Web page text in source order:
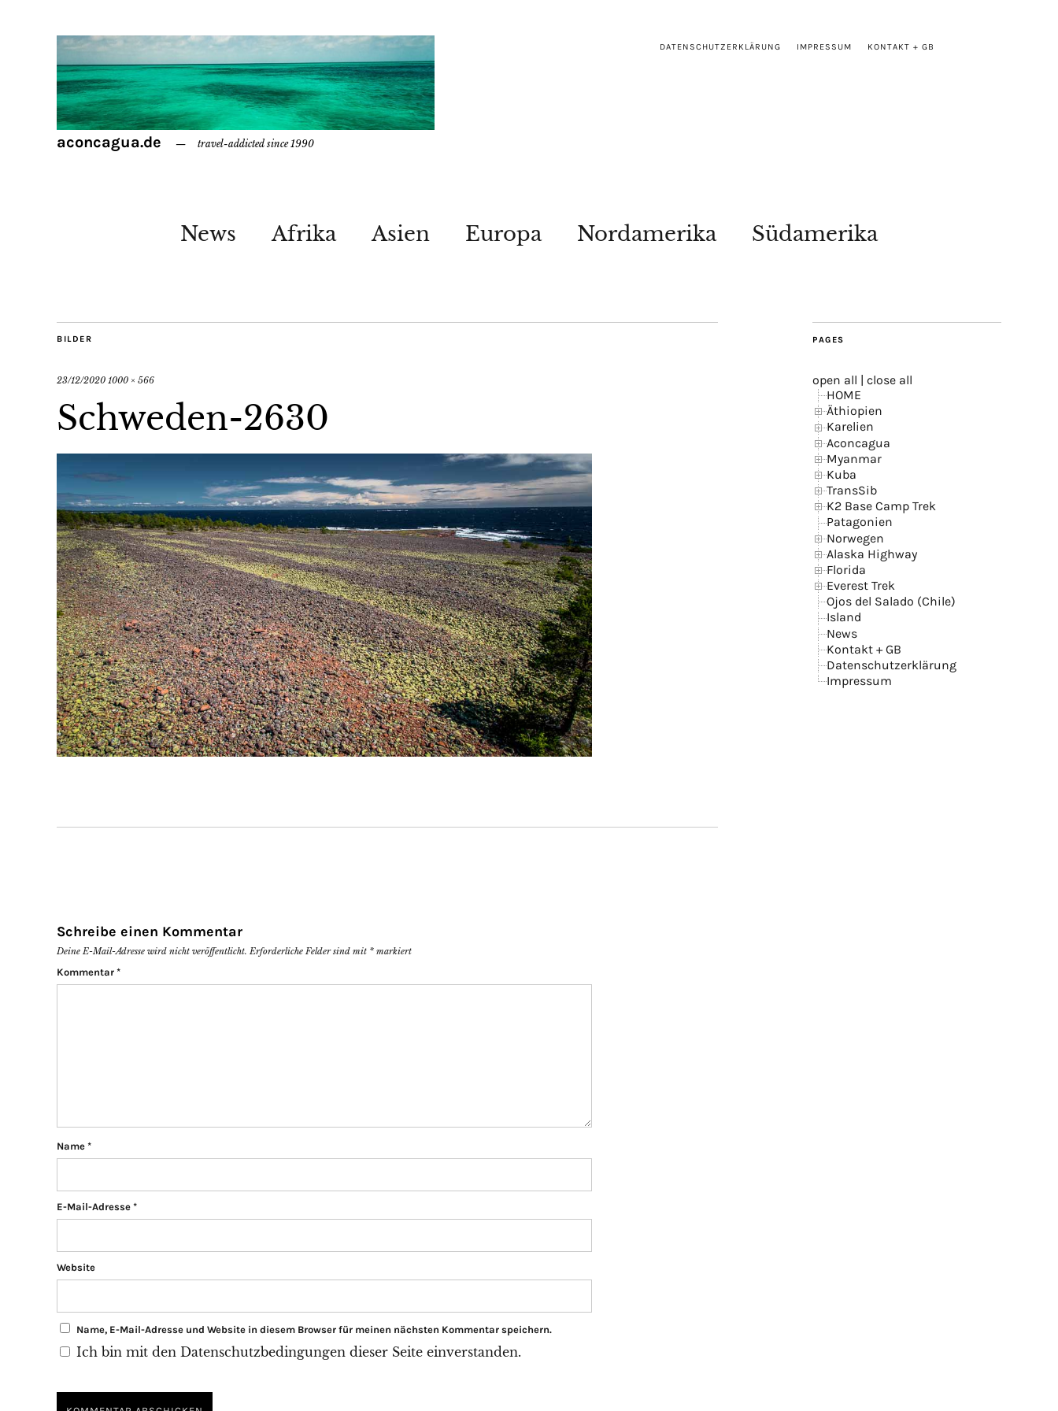
DATENSCHUTZERKLÄRUNG IMPRESSUM KONTAKT + GB
aconcagua.de travel-addicted since 1990
News Afrika Asien Europa Nordamerika Südamerika
BILDER
23/12/2020 1000 × 566
Schweden-2630
Schreibe einen Kommentar
Deine E-Mail-Adresse wird nicht veröffentlicht. Erforderliche Felder sind mit * markiert
Kommentar *
Name *
E-Mail-Adresse *
Website
Name, E-Mail-Adresse und Website in diesem Browser für meinen nächsten Kommentar speichern.
Ich bin mit den Datenschutzbedingungen dieser Seite einverstanden.
PAGES
open all | close all
HOME
Äthiopien
Karelien
Aconcagua
Myanmar
Kuba
TransSib
K2 Base Camp Trek
Patagonien
Norwegen
Alaska Highway
Florida
Everest Trek
Ojos del Salado (Chile)
Island
News
Kontakt + GB
Datenschutzerklärung
Impressum